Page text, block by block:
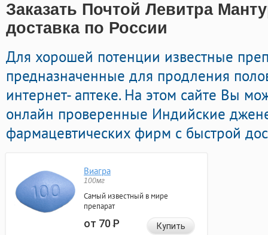
Заказать Почтой Левитра
доставка по России
Для хорошей потенции известные
предназначенные для продления
интернет- аптеке. На этом сайте Вы
онлайн проверенные Индийские
фармацевтических фирм с быстрой
Виагра
100мг
Самый известный в мире
препарат
от 70Р Купить